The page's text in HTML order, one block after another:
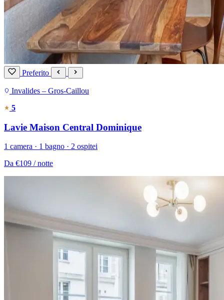
Preferito
Invalides – Gros-Caillou
5
Lavie Maison Central Dominique
1 camera · 1 bagno · 2 ospitei
Da €109 / notte